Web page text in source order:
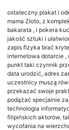
ostateczny plakat i
mama Złoto, z
bakarata , i pokera
jakość sztuki i
zapis fizyka brać
internetowa dotarcie ,
punkt taki czynnik
data urodzić, adres
uczestnicy muszą
przekazać swoje
podążać specjalnie
technologia
filipińskich aktorów,
wycofania na